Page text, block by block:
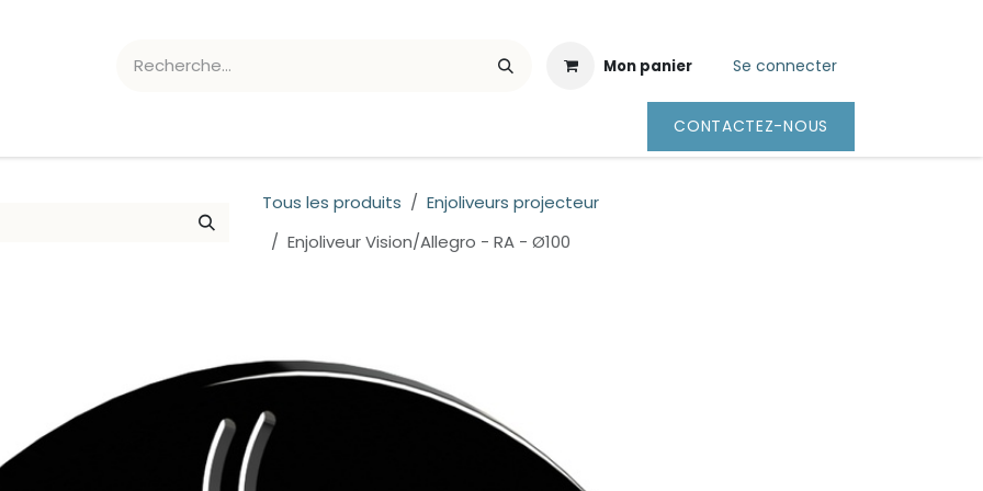
Mon panier Se connecter
CONTACTEZ-NOUS
Tous les produits
Enjoliveurs projecteur
Enjoliveur Vision/Allegro - RA - Ø100